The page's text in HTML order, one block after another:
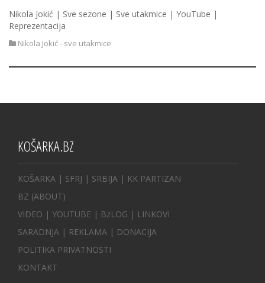
Nikola Jokić | Sve sezone | Sve utakmice | YouTube |
Reprezentacija
Nikola Jokić - sve utakmice
KOŠARKA.BZ
KOŠARKA | SFRJ | SRBIJA | KK PARTIZAN
BZ (ABOUT)
VIDEO | YOUTUBE | BzLOG | LINKOVI
SARADNJA | REKLAMA | DONACIJA
POLITIKA PRIVATNOSTI
KONTAKT